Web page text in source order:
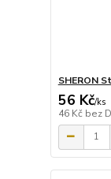
SHERON
56 Kč/ks
46 Kč bez